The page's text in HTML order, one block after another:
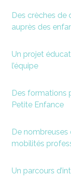
Des crèches de
auprès des
Un projet
l’équipe
Des formations
Petite Enfance
De
mobilités
Un parcours